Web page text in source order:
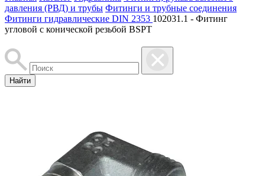
давления (РВД) и трубы Фитинги и трубные соединения
Фитинги гидравлические DIN 2353 102031.1 - Фитинг
угловой с конической резьбой BSPT
Найти